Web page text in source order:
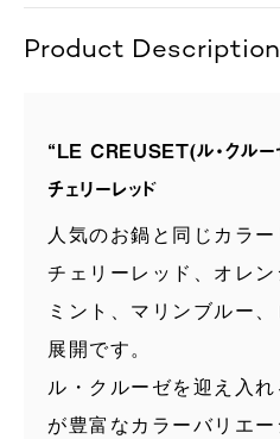
Product Description
“LE CREUSET(ル・クルー
チェリーレッド
人気のお鍋と同じカラー
チェリーレッド、オレ
ミント、マリンブルー
展開です。
ル・クルーゼを迎え入
が豊富なカラーバリエ